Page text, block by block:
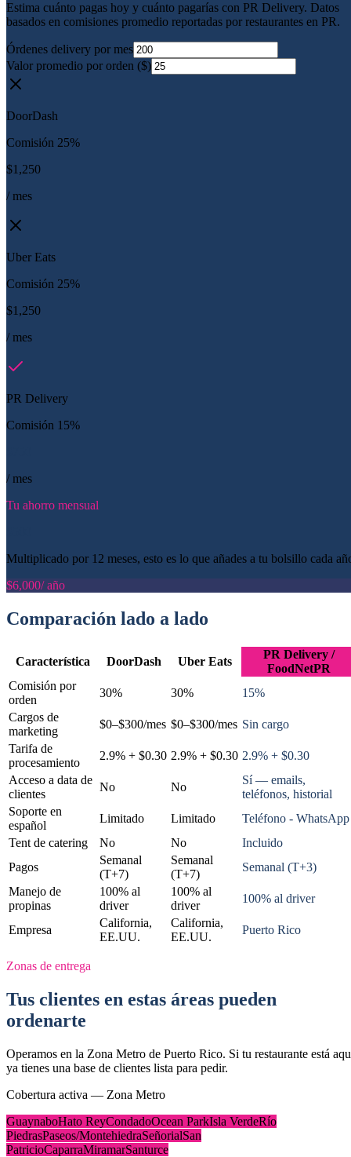
Estima cuánto pagas hoy y cuánto pagarías con PR Delivery. Datos
basados en comisiones promedio reportadas por restaurantes en PR.
Órdenes delivery por mes
Valor promedio por orden ($)
DoorDash
Comisión 25%
$1,250
/ mes
Uber Eats
Comisión 25%
$1,250
/ mes
PR Delivery
Comisión 15%
/ mes
Tu ahorro mensual
Multiplicado por 12 meses, esto es lo que añades a tu bolsillo cada
$6,000/ año
Comparación lado a lado
Característica DoorDash Uber Eats
PR Delivery /
FoodNetPR
Comisión por
orden
30% 30%
15%
Cargos de
marketing
$0–$300/mes $0–$300/mes Sin cargo
Tarifa de
procesamiento
2.9% + $0.30 2.9% + $0.30 2.9% + $0.30
Acceso a data de
clientes
No No
Sí — emails,
teléfonos, historial
Soporte en
español
Limitado Limitado
Teléfono - WhatsApp
Tent de catering
No No
Incluido
Pagos
Semanal
(T+7)
Semanal
(T+7)
Semanal (T+3)
Manejo de
propinas
100% al
driver
100% al
driver
100% al driver
Empresa
California,
EE.UU.
California,
EE.UU.
Puerto Rico
Zonas de entrega
Tus clientes en estas áreas pueden
ordenarte
Operamos en la Zona Metro de Puerto Rico. Si tu restaurante está
ya tienes una base de clientes lista para pedir.
Cobertura activa — Zona Metro
GuaynaboHato ReyCondadoOcean ParkIsla VerdeRío
PiedrasPaseos/MontehiedraSeñorialSan
PatricioCaparraMiramarSanturce